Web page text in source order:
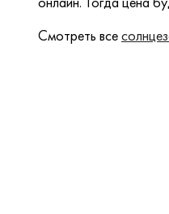
Смотреть все